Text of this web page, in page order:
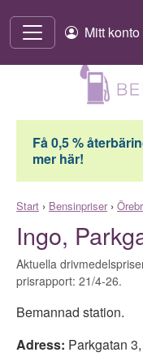
Mitt konto
Få 0,5 %
mer här!
Start › Bensinpriser›
Ingo,
Aktuella
prisrapport: 21/4-26.
Bemannad station.
Adress: Parkgatan 3,